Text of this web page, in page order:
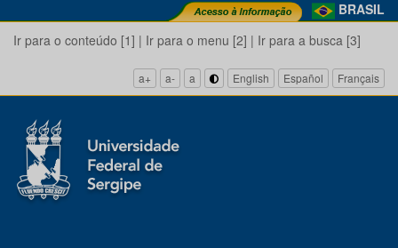
BRASIL
Ir para o conteúdo [1] | Ir para o menu [2] | Ir para a busca [3]
a+ a- a English Español Français